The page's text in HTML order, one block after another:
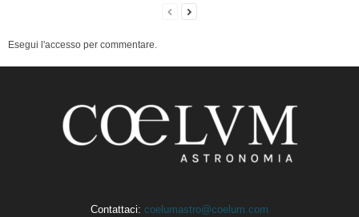
Esegui l'accesso per commentare.
Contattaci: coelumastro@coelum.com